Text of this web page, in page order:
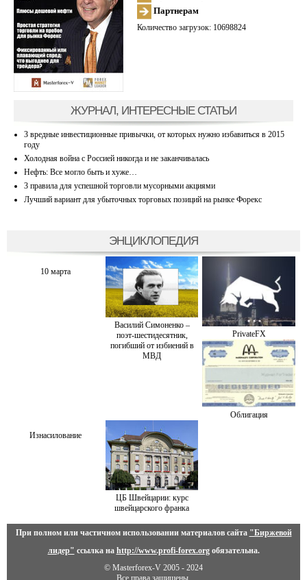
Партнерам
Количество загрузок: 10698824
ЖУРНАЛ, ИНТЕРЕСНЫЕ СТАТЬИ
3 вредные инвестиционные привычки, от которых нужно избавиться в 2015
году
Холодная война с Россией никогда и не заканчивалась
Нефть: Все могло быть и хуже…
3 правила для успешной торговли мусорными акциями
Лучший вариант для убыточных торговых позиций на рынке Форекс
ЭНЦИКЛОПЕДИЯ
10 марта
Василий Симоненко –
поэт-шестидесятник,
погибший от избиений в
МВД
PrivateFX
Облигация
Изнасилование
ЦБ Швейцарии: курс
швейцарского франка
При полном или частичном использовании материалов сайта "Биржевой
лидер" ссылка на http://www.profi-forex.orgобязательна.
© Masterforex-V 2005 - 2024
Все права защищены.